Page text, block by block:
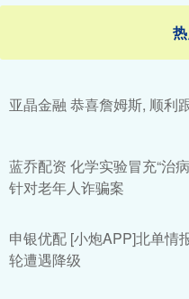
亚晶金融 恭喜詹姆斯, 顺利
蓝乔配资 化学实验冒充“治
针对老年人诈骗案
申银优配 [小炮APP]北单情
轮遭遇降级